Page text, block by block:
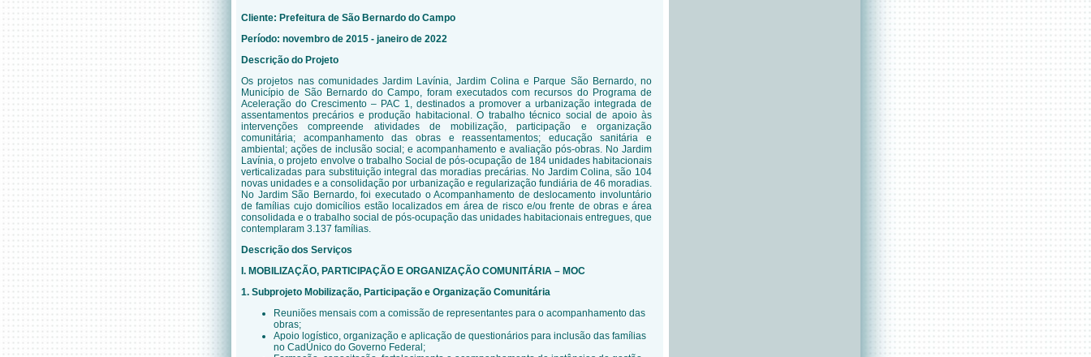
Cliente: Prefeitura de São Bernardo do Campo
Período: novembro de 2015 - janeiro de 2022
Descrição do Projeto
Os projetos nas comunidades Jardim Lavínia, Jardim Colina e Parque São Bernardo, no
Município de São Bernardo do Campo, foram executados com recursos do Programa de
Aceleração do Crescimento – PAC 1, destinados a promover a urbanização integrada de
assentamentos precários e produção habitacional. O trabalho técnico social de apoio às
intervenções compreende atividades de mobilização, participação e organização
comunitária; acompanhamento das obras e reassentamentos; educação sanitária e
ambiental; ações de inclusão social; e acompanhamento e avaliação pós-obras. No Jardim
Lavínia, o projeto envolve o trabalho Social depós-ocupação de 184 unidades habitacionais
verticalizadas para substituição integral das moradias precárias. No Jardim Colina, são 104
novas unidades e a consolidação por urbanização e regularização fundiária de 46 moradias.
No Jardim São Bernardo, foi executado oAcompanhamento de deslocamento involuntário
de famílias cujo domicílios estão localizados em área de risco e/ou frente de obras e área
consolidada e o trabalho social de pós-ocupação das unidades habitacionais entregues, que
contemplaram 3.137 famílias.
Descrição dos Serviços
I. MOBILIZAÇÃO, PARTICIPAÇÃO E ORGANIZAÇÃO COMUNITÁRIA – MOC
1. Subprojeto Mobilização, Participação e Organização Comunitária
Reuniões mensais com a comissão de representantes para o acompanhamento das
obras;
Apoio logístico, organização e aplicação de questionários para inclusão das famílias
no CadÚnico do Governo Federal;